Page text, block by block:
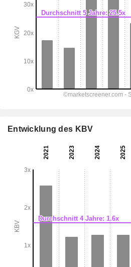
Entwicklung des KBV